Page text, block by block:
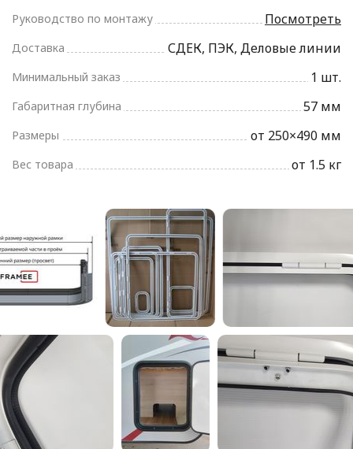
Руководство по монтажу Посмотреть
Доставка СДЕК, ПЭК, Деловые линии
Минимальный заказ 1 шт.
Габаритная глубина 57 мм
Размеры от 250×490 мм
Вес товара от 1.5 кг